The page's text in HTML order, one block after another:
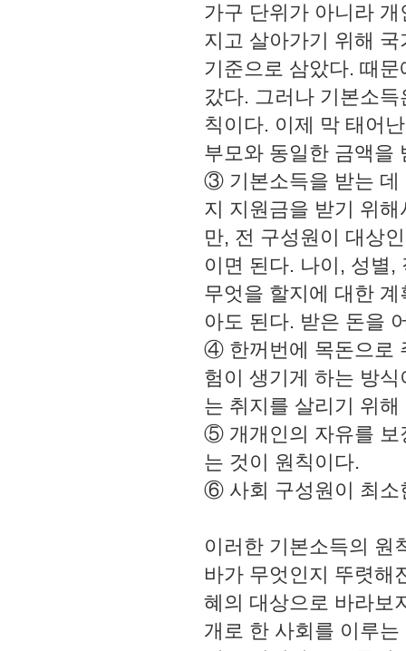
가구 단위가 아니라
지고 살아가기 위해
기준으로 삼았다. 때
갔다. 그러나 기본소
칙이다. 이제 막 태어
부모와 동일한 금액을
③ 기본소득을 받는 데
지 지원금을 받기 위
만, 전 구성원이 대상
이면 된다. 나이, 성별,
무엇을 할지에 대한
아도 된다. 받은 돈을
④ 한꺼번에 목돈으로
험이 생기게 하는 방
는 취지를 살리기 위
⑤ 개개인의 자유를 보
는 것이 원칙이다.
⑥ 사회 구성원이 최소
이러한 기본소득의 원
바가 무엇인지 뚜렷해
혜의 대상으로 바라보
개로 한 사회를 이루